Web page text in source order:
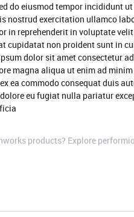
do eiusmod tempor incididunt
nostrud exercitation ullamco
in reprehenderit in voluptate
cupidatat non proident sunt in
dolor sit amet consectetur
magna aliqua ut enim ad
ea commodo consequat duis
eu fugiat nulla pariatur
products? Explore